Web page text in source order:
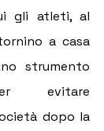
gli atleti, al
a casa
strumento
evitare
dopo la